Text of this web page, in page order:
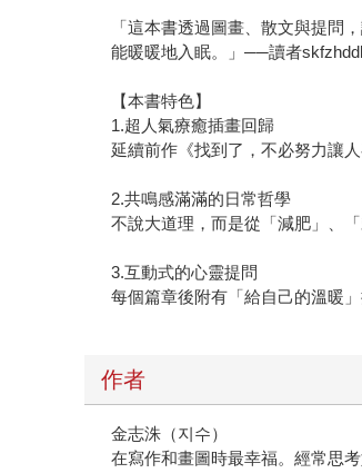
「這本書透過圖畫、散文與提
能暖暖地入眠。」──讀者
【本書特色】
1.超人氣療癒插畫回歸
延續前作《找到了，不必努力讓
2.共鳴感滿滿的日常哲學
不說大道理，而是從「減肥」、
3.互動式的心靈提問
每個篇章後附有「給自己的溫暖
作者
金志洙（지수）
在寫作和畫圖時最幸福。經常思